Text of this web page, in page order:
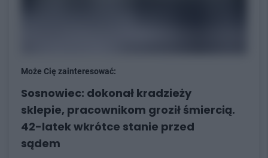
Może Cię zainteresować:
Sosnowiec: dokonał kradzieży
sklepie, pracownikom groził śmiercią.
42-latek wkrótce stanie przed
sądem